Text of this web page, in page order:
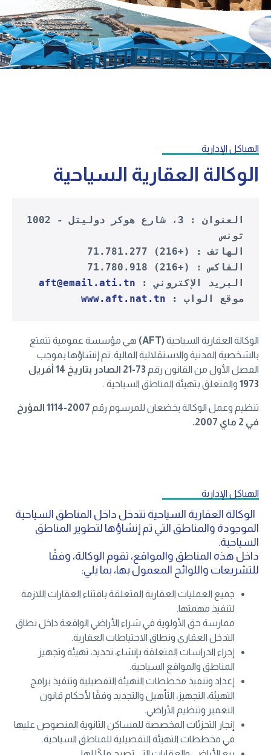
الرئيسيةالوكالة العقارية السياحية
الهياكل الإدارية
الوكالة العقارية السياحية
تونس
الهاتف : (+216) 71.781.277
الفاكس : (+216) 71.780.918
البريد الإكتروني : aft@email.ati.tn
موقع الواب : www.aft.nat.tn
الوكالة العقارية السياحية(AFT)
هي مؤسسة عمومية تتمتع
بالشخصية المدنية والاستقلالية المالية. تم إنشاؤها بموجب
الفصل الأول من القانون رقم
73-21 الصادر بتاريخ 14 أفريل
1973 والمتعلق بتهيئة المناطق السياحية .
تنظيم وعمل الوكالة يخضعان للمرسوم رقم
2007-1114 المؤرخ
في 2 ماي 2007.
الهياكل الإدارية
الوكالة العقارية السياحية تتدخل داخل المناطق السياحية
الموجودة والمناطق التي تم إنشاؤها لتطوير المناطق
السياحية.
داخل هذه المناطق والمواقع، تقوم الوكالة، وفقًا
للتشريعات واللوائح المعمول بها، بما يلي:
جميع العمليات العقارية المتعلقة باقتناء العقارات اللازمة
لتنفيذ مهمتها.
ممارسة حق الأولوية في شراء الأراضي الواقعة داخل نطاق
التدخل العقاري ونطاق الاحتياطات العقارية.
إجراء الدراسات المتعلقة بإنشاء، تحديد، تهيئة وتجهيز
المناطق والمواقع السياحية.
إعداد وتنفيذ مخططات التهيئة التفصيلية وتنفيذ برامج
التهيئة، التجهيز، التأهيل والتجديد وفقًا لأحكام قانون
التعمير وتنظيم الأراضي.
إنجاز التجزئات المخصصة للمساكن الثانوية المنصوص عليها
في مخططات التهيئة التفصيلية للمناطق السياحية.